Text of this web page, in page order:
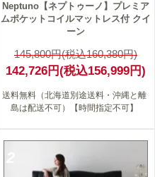
Neptuno【ネプトゥーノ】プレミア
ムポケットコイルマットレス付 クイ
ーン
145,800円(税込160,380円)
142,726円(税込156,999円)
送料無料（北海道別途送料・沖縄と離
島は配送不可）【時間指定不可】